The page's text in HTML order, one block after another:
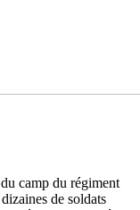
camp du régiment
de soldats